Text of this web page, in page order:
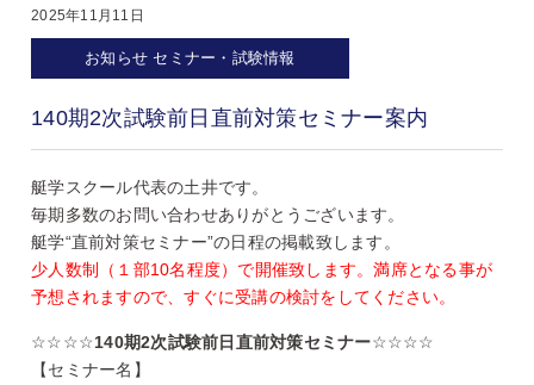
2025年11月11日
お知らせ セミナー・試験情報
140期2次試験前日直前対策セミナー案内
艇学スクール代表の土井です。
毎期多数のお問い合わせありがとうございます。
艇学“直前対策セミナー”の日程の掲載致します。
少人数制（１部10名程度）で開催致します。満席となる事が
予想されますので、すぐに受講の検討をしてください。
☆☆☆☆140期2次試験前日直前対策セミナー☆☆☆☆
【セミナー名】